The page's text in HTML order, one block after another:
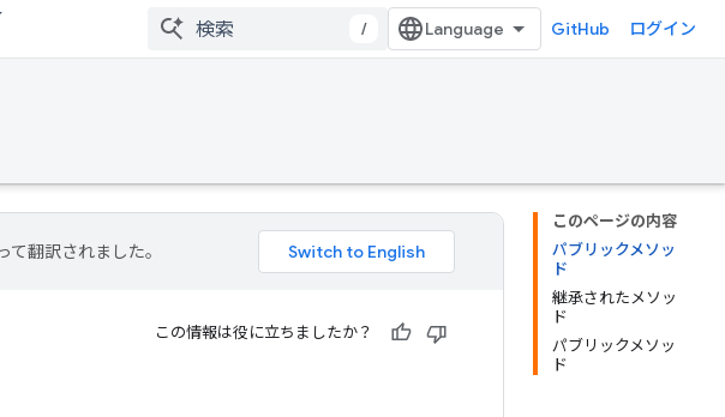
/ GitHub ログイン
このページの内容
パブリックメソッ
ド
継承されたメソッ
ド
パブリックメソッ
ド
て翻訳されました。
この情報は役に立ちましたか？